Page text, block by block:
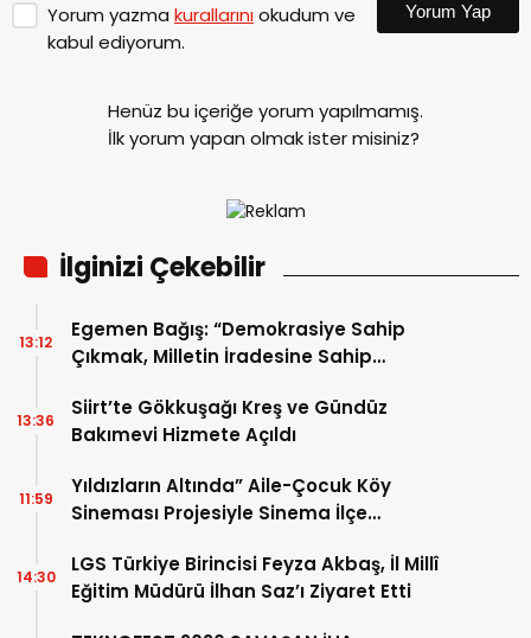
Yorum yazma kurallarınıokudum ve
kabul ediyorum.
Yorum Yap
Henüz bu içeriğe yorum yapılmamış.
İlk yorum yapan olmak ister misiniz?
İlginizi Çekebilir
Egemen Bağış: “Demokrasiye Sahip
Çıkmak, Milletin İradesine Sahip
13:12
Siirt’te Gökkuşağı Kreş ve Gündüz
Bakımevi Hizmete Açıldı
13:36
Yıldızların Altında” Aile-Çocuk Köy
Sineması Projesiyle Sinema İlçe
11:59
LGS Türkiye Birincisi Feyza Akbaş, İl Millî
Eğitim Müdürü İlhan Saz’ı Ziyaret Etti
14:30